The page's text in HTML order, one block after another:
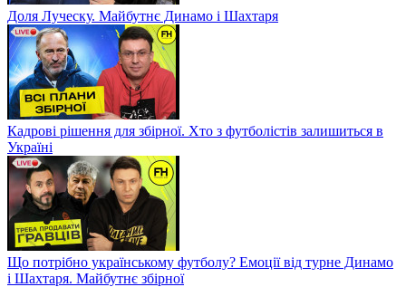
Доля Луческу. Майбутнє Динамо і Шахтаря
Кадрові рішення для збірної. Хто з футболістів залишиться в
Україні
Що потрібно українському футболу? Емоції від турне Динамо
і Шахтаря. Майбутнє збірної